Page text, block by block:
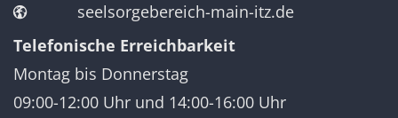
seelsorgebereich-main-itz.de
Telefonische Erreichbarkeit
Montag bis Donnerstag
09:00-12:00 Uhr und 14:00-16:00 Uhr